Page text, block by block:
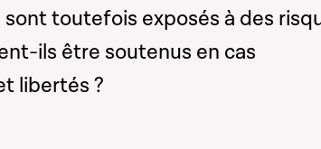
toutefois exposés à des
ils être soutenus en cas
libertés ?